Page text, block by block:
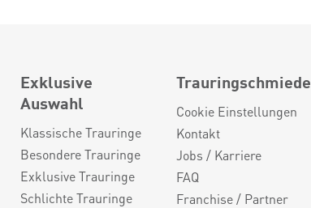
Exklusive
Auswahl
Klassische Trauringe
Besondere Trauringe
Exklusive Trauringe
Schlichte Trauringe
Trauringschmiede
Cookie Einstellungen
Kontakt
Jobs / Karriere
FAQ
Franchise / Partner